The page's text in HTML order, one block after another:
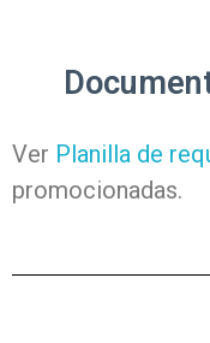
Ver Planilla de
promocionadas.